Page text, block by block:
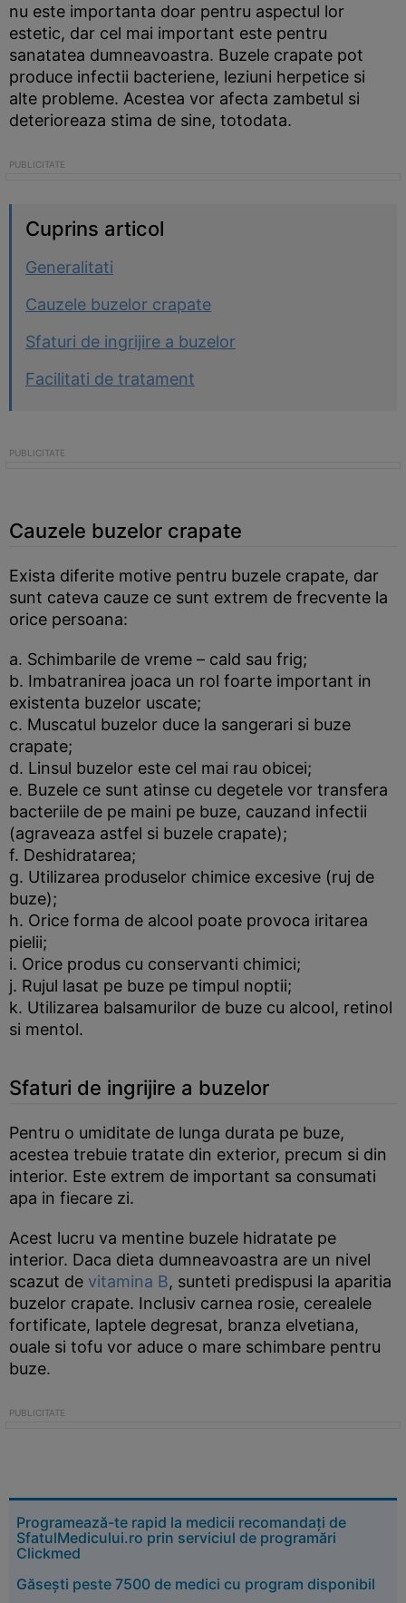
nu este importanta doar pentru aspectul lor
estetic, dar cel mai important este pentru
sanatatea dumneavoastra. Buzele crapate pot
produce infectii bacteriene, leziuni herpetice si
alte probleme. Acestea vor afecta zambetul si
deterioreaza stima de sine, totodata.
Cuprins articol
Generalitati
Cauzele buzelor crapate
Sfaturi de ingrijire a buzelor
Facilitati de tratament
Cauzele buzelor crapate
Exista diferite motive pentru buzele crapate, dar
sunt cateva cauze ce sunt extrem de frecvente la
orice persoana:
a. Schimbarile de vreme – cald sau frig;
b. Imbatranirea joaca un rol foarte important in
existenta buzelor uscate;
c. Muscatul buzelor duce la sangerari si buze
crapate;
d. Linsul buzelor este cel mai rau obicei;
e. Buzele ce sunt atinse cu degetele vor transfera
bacteriile de pe maini pe buze, cauzand infectii
(agraveaza astfel si buzele crapate);
f. Deshidratarea;
g. Utilizarea produselor chimice excesive (ruj de
buze);
h. Orice forma de alcool poate provoca iritarea
pielii;
i. Orice produs cu conservanti chimici;
j. Rujul lasat pe buze pe timpul noptii;
k. Utilizarea balsamurilor de buze cu alcool, retinol
si mentol.
Sfaturi de ingrijire a buzelor
Pentru o umiditate de lunga durata pe buze,
acestea trebuie tratate din exterior, precum si din
interior. Este extrem de important sa consumati
apa in fiecare zi.
Acest lucru va mentine buzele hidratate pe
interior. Daca dieta dumneavoastra are un nivel
scazut de vitamina B, sunteti predispusi la aparitia
buzelor crapate. Inclusiv carnea rosie, cerealele
fortificate, laptele degresat, branza elvetiana,
ouale si tofu vor aduce o mare schimbare pentru
buze.
Programează-te rapid la medicii recomandați de
SfatulMedicului.ro prin serviciul de programări
Clickmed
Găsești peste 7500 de medici cu program disponibil